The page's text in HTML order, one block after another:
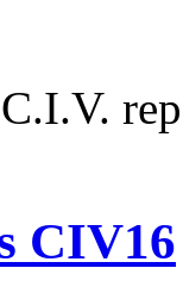
CIV16